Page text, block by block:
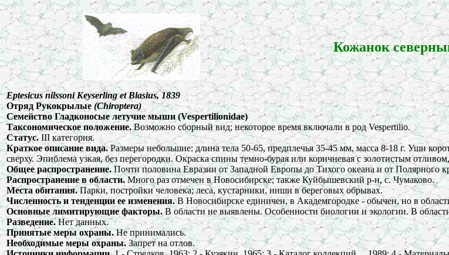
Кожанок
Eptesicus nilssoni Keyserling et Blasius, 1839
Отряд Рукокрылые (Chiroptera)
Семейство Гладконосые летучие мыши (Vespertilionidae)
Таксономическое положение.Возможно сборный вид; некоторое время включали в род Vespertilio.
Статус.III категория.
Краткое описание вида.Размеры небольшие: длина тела 50-65, предплечья 35-45 мм, масса 8-18 г. Уши
сверху. Эпиблема узкая, без перегородки. Окраска спины темно-бурая или коричневая с золотистым
Общее распространение.Почти половина Евразии от Западной Европы до Тихого океана и от Полярного
Распространение в области.Много раз отмечен в Новосибирске; также Куйбышевский р-н, с. Чумаково.
Места обитания.Парки, постройки человека; леса, кустарники, ниши в береговых обрывах.
Численность и тенденции ее изменения.В Новосибирске единичен, в Академгородке - обычен, но в
Основные лимитирующие факторы.В области не выявлены. Особенности биологии и экологии. В
Разведение.Нет данных.
Принятые меры охраны.Не принимались.
Необходимые меры охраны.Запрет на отлов.